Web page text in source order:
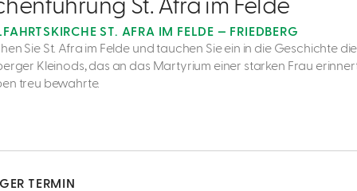
St. Afra im Felde
ST. AFRA IM FELDE — FRIEDBERG
Sie St. Afra im Felde und tauchen Sie ein in die Geschichte
Kleinods, das an das Martyrium einer starken Frau
treu bewahrte.
TERMIN